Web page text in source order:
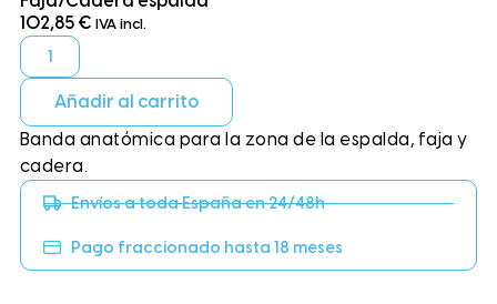
102,85 € IVA incl.
Añadir al carrito
Banda anatómica para la zona de la espalda, faja y
cadera.
Envíos a toda España en 24/48h
Pago fraccionado hasta 18 meses